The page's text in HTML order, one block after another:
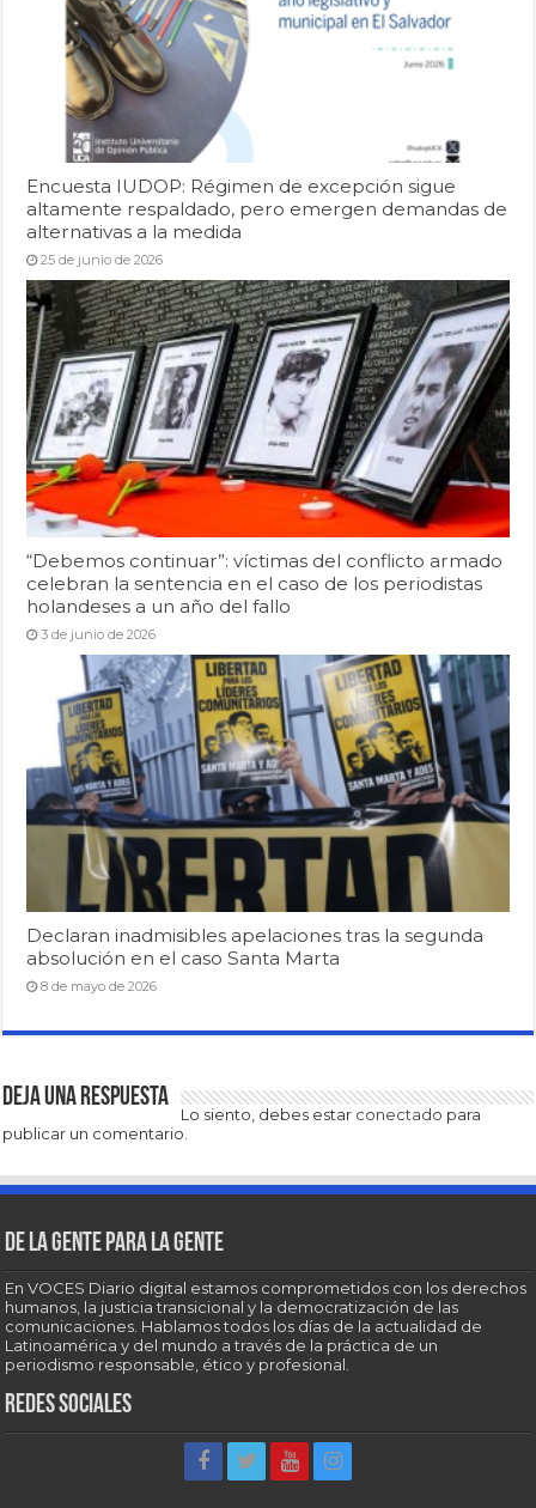
Encuesta IUDOP: Régimen de excepción sigue
altamente respaldado, pero emergen demandas de
alternativas a la medida
25 de junio de 2026
“Debemos continuar”: víctimas del conflicto armado
celebran la sentencia en el caso de los periodistas
holandeses a un año del fallo
3 de junio de 2026
Declaran inadmisibles apelaciones tras la segunda
absolución en el caso Santa Marta
8 de mayo de 2026
Deja una respuesta
Lo siento, debes estar conectado para
publicar un comentario.
De la gente para la gente
En VOCES Diario digital estamos comprometidos con los derechos
humanos, la justicia transicional y la democratización de las
comunicaciones. Hablamos todos los días de la actualidad de
Latinoamérica y del mundo a través de la práctica de un
periodismo responsable, ético y profesional.
Redes sociales